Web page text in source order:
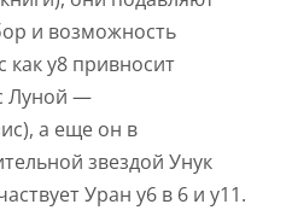
и возможность
у8 привносит
Луной —
а еще он в
звездой Унук
Уран у6 в 6 и у11.